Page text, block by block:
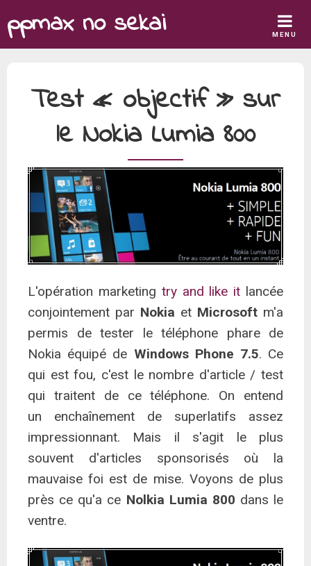
to
content
ppmax no sekai MENU
Test « objectif » sur
le Nokia Lumia 800
L'opération marketing try and like it lancée
conjointement par Nokia et Microsoft m'a
permis de tester le téléphone phare de
Nokia équipé de Windows Phone 7.5. Ce
qui est fou, c'est le nombre d'article / test
qui traitent de ce téléphone. On entend
un enchaînement de superlatifs assez
impressionnant. Mais il s'agit le plus
souvent d'articles sponsorisés où la
mauvaise foi est de mise. Voyons de plus
près ce qu'a ce Nolkia Lumia 800 dans le
ventre.